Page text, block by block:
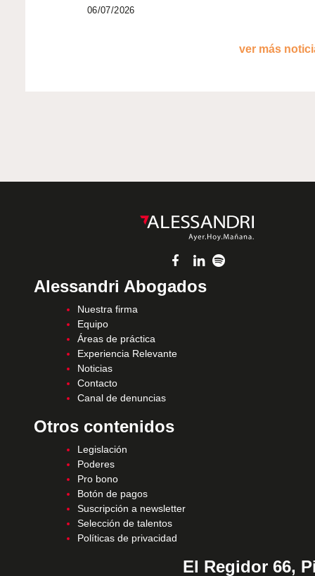
06/07/2026
ver más
Alessandri Abogados
Nuestra firma
Equipo
Áreas de práctica
Experiencia Relevante
Noticias
Contacto
Canal de denuncias
Otros contenidos
Legislación
Poderes
Pro bono
Botón de pagos
Suscripción a newsletter
Selección de talentos
Políticas de privacidad
El Regidor 66,